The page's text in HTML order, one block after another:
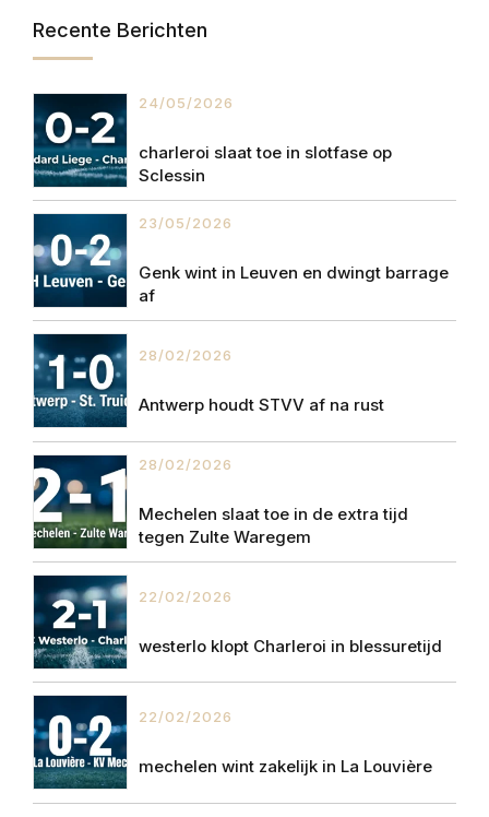
Recente Berichten
24/05/2026
charleroi slaat toe in slotfase op
Sclessin
23/05/2026
Genk wint in Leuven en dwingt barrage
af
28/02/2026
Antwerp houdt STVV af na rust
28/02/2026
Mechelen slaat toe in de extra tijd
tegen Zulte Waregem
22/02/2026
westerlo klopt Charleroi in blessuretijd
22/02/2026
mechelen wint zakelijk in La Louvière